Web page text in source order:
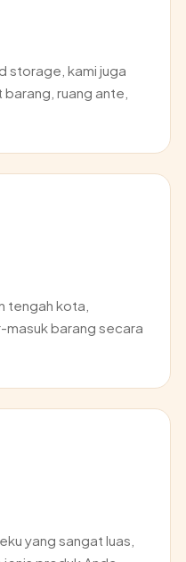
storage, kami juga
ruang ante,
tengah kota,
masuk barang secara
yang sangat luas,